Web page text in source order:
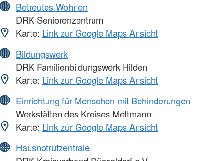
Betreutes Wohnen
DRK Seniorenzentrum
Karte: Link zur Google Maps Ansicht
Bildungswerk
DRK Familienbildungswerk Hilden
Karte: Link zur Google Maps Ansicht
Einrichtung für Menschen mit Behinderungen
Werkstätten des Kreises Mettmann
Karte: Link zur Google Maps Ansicht
Hausnotrufzentrale